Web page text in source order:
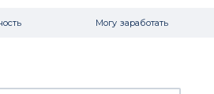
Могу заработать